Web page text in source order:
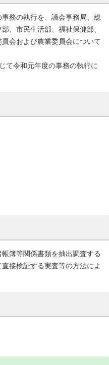
務の執行を、議会事務局、総
、市民生活部、福祉保健部、
会および農業委員会について
て令和元年度の事務の執行に
簿等関係書類を抽出調査する
接検証する実査等の方法によ